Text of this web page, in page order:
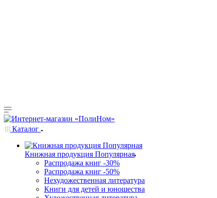
Каталог
Книжная продукция Популярная
Распродажа книг -30%
Распродажа книг -50%
Нехудожественная литература
Книги для детей и юношества